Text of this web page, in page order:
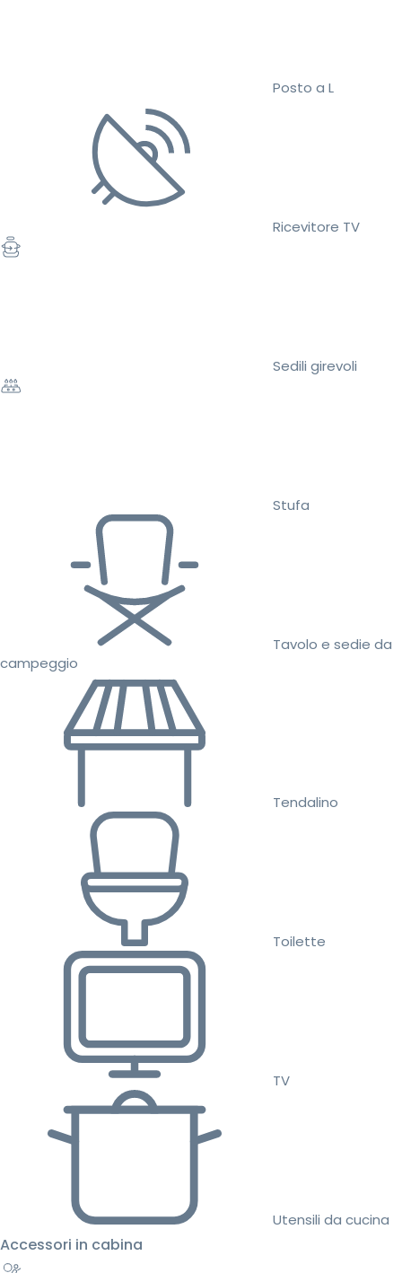
Posto a L
Ricevitore TV
Sedili girevoli
Stufa
Tavolo e sedie da
campeggio
Tendalino
Toilette
TV
Utensili da cucina
Accessori in cabina